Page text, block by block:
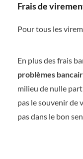
Frais de
Pour tous les
En plus des frais
problèmes
milieu de nulle part
pas le souvenir de
pas dans le bon